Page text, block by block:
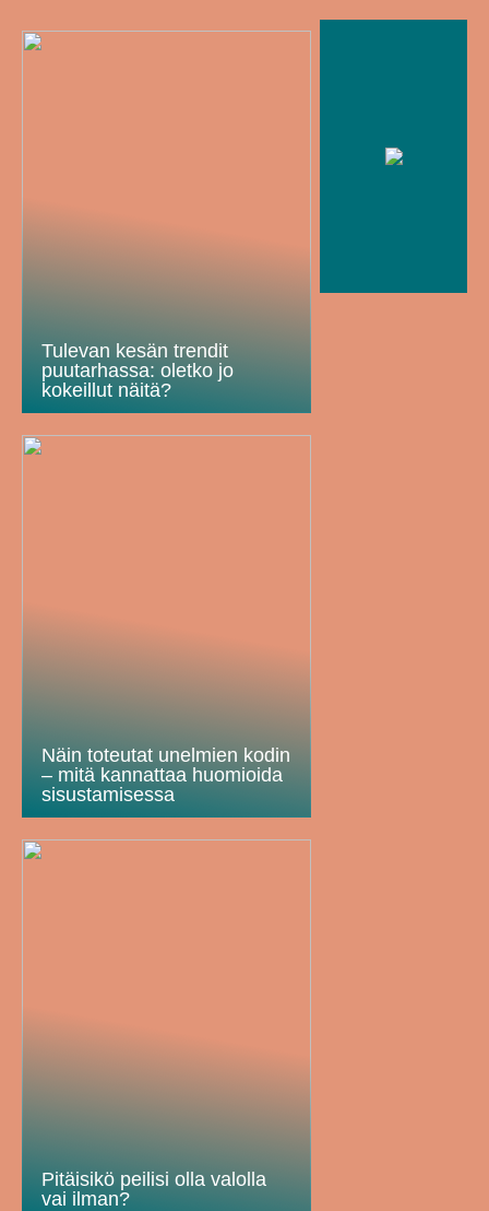
Tulevan kesän trendit
puutarhassa: oletko jo
kokeillut näitä?
Näin toteutat unelmien kodin
– mitä kannattaa huomioida
sisustamisessa
Pitäisikö peilisi olla valolla
vai ilman?